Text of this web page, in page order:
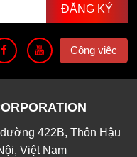
Công việc
422B, Thôn Hậu
Việt Nam